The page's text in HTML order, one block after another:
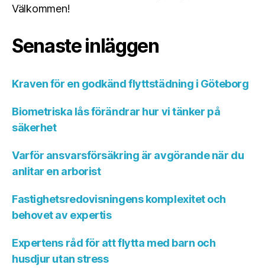
Välkommen!
Senaste inläggen
Kraven för en godkänd flyttstädning i Göteborg
Biometriska lås förändrar hur vi tänker på
säkerhet
Varför ansvarsförsäkring är avgörande när du
anlitar en arborist
Fastighetsredovisningens komplexitet och
behovet av expertis
Expertens råd för att flytta med barn och
husdjur utan stress